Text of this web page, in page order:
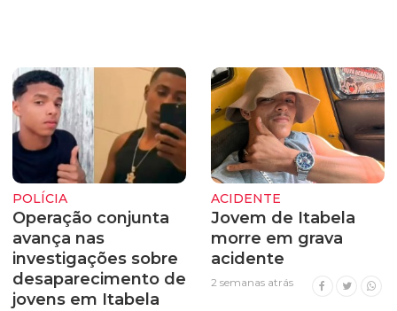
POLÍCIA
Operação conjunta
avança nas
investigações sobre
desaparecimento de
jovens em Itabela
ACIDENTE
Jovem de Itabela
morre em grava
acidente
2 semanas atrás